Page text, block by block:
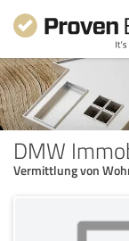
DMW
Vermittlung von